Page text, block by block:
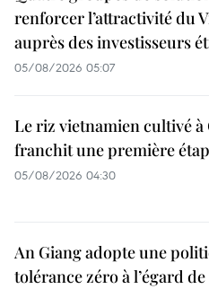
renforcer l’attractivité du
auprès des investisseurs
05/08/2026 05:07
Le riz vietnamien cultivé à
franchit une première
05/08/2026 04:30
An Giang adopte une
tolérance zéro à l’égard